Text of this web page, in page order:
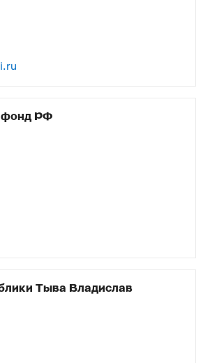
фонд РФ
Тыва Владислав